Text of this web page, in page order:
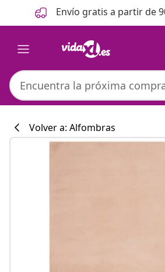
Anterior
Siguiente Envío gratis a partir de
Volver a: Alfombras